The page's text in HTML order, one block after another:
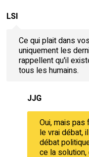
LSI
Ce qui plait dans
uniquement les
rappellent qu'il
tous les humains.
JJG
Oui, mais
le vrai débat,
débat
ce la